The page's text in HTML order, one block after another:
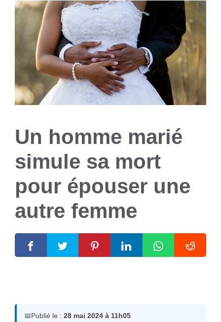
Un homme marié
simule sa mort
pour épouser une
autre femme
📅Publié le : 28 mai 2024 à 11h05